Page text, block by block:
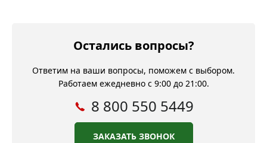
Остались вопросы?
Ответим на ваши вопросы, поможем с выбором.
Работаем ежедневно с 9:00 до 21:00.
8 800 550 5449
ЗАКАЗАТЬ ЗВОНОК